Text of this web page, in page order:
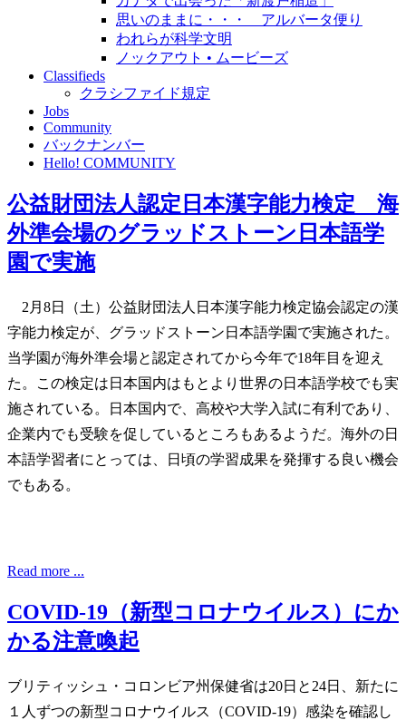
思いのままに・・・ アルバータ便り
われらが科学文明
ノックアウト • ムービーズ
Classifieds
クラシファイド規定
Jobs
Community
バックナンバー
Hello! COMMUNITY
公益財団法人認定日本漢字能力検定 海
外準会場のグラッドストーン日本語学
園で実施
2月8日（土）公益財団法人日本漢字能力検定協会認定の漢
字能力検定が、グラッドストーン日本語学園で実施された。
当学園が海外準会場と認定されてから今年で18年目を迎え
た。この検定は日本国内はもとより世界の日本語学校でも実
施されている。日本国内で、高校や大学入試に有利であり、
企業内でも受験を促しているところもあるようだ。海外の日
本語学習者にとっては、日頃の学習成果を発揮する良い機会
でもある。
Read more ...
COVID-19（新型コロナウイルス）にか
かる注意喚起
ブリティッシュ・コロンビア州保健省は20日と24日、新たに
１人ずつの新型コロナウイルス（COVID-19）感染を確認し